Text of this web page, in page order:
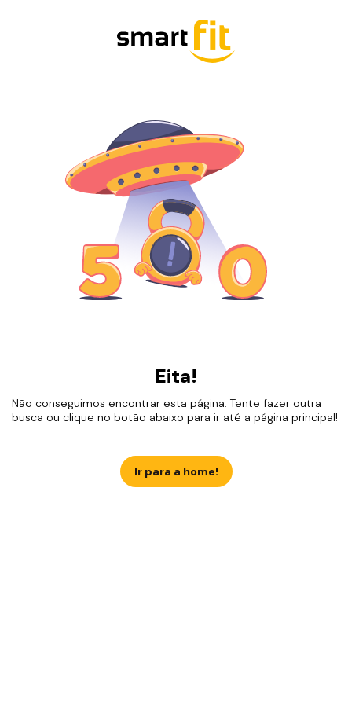
Eita!
Não conseguimos encontrar esta página. Tente fazer outra
busca ou clique no botão abaixo para ir até a página principal!
Ir para a home!